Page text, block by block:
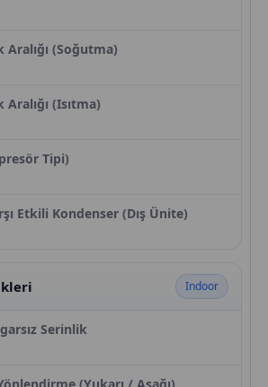
Aralığı (Soğutma)
Aralığı (Isıtma)
Tipi)
Etkili Kondenser (Dış Ünite)
Indoor
Serinlik